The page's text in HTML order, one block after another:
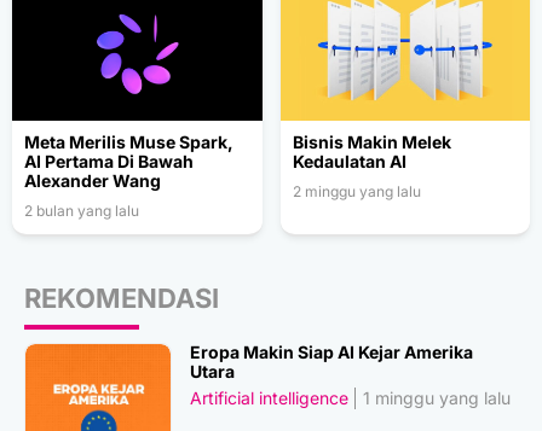
Meta Merilis Muse Spark,
AI Pertama Di Bawah
Alexander Wang
2 bulan yang lalu
Bisnis Makin Melek
Kedaulatan AI
2 minggu yang lalu
REKOMENDASI
Eropa Makin Siap AI Kejar Amerika
Utara
Artificial intelligence
1 minggu yang lalu